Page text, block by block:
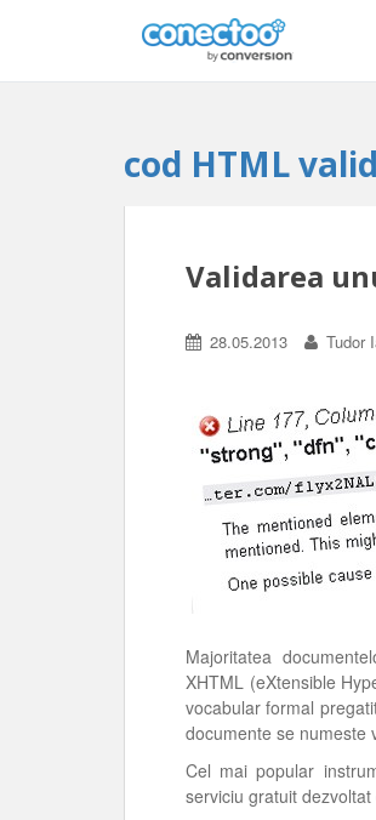
cod HTML valid
Validarea
28.05.2013 Tudor
Majoritatea
XHTML (eXtensible
vocabular formal
documente se numeste
Cel mai popular
serviciu gratuit